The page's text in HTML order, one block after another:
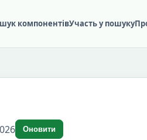
компонентівУчасть у пошуку
Оновити